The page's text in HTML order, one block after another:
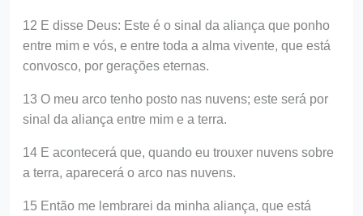
12 E disse Deus: Este é o sinal da aliança que ponho
entre mim e vós, e entre toda a alma vivente, que está
convosco, por gerações eternas.
13 O meu arco tenho posto nas nuvens; este será por
sinal da aliança entre mim e a terra.
14 E acontecerá que, quando eu trouxer nuvens sobre
a terra, aparecerá o arco nas nuvens.
15 Então me lembrarei da minha aliança, que está